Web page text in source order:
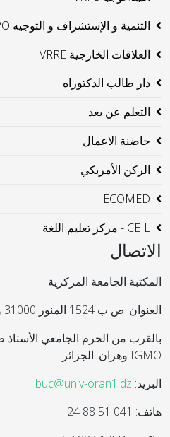
التنمية و الإستشراف و التوجيه VRDPO
العلاقات الخارجية VRRE
دار طالب الدكتوراه
التعلم عن بعد
حاضنة الاعمال
الركن الأمريكي
ECOMED
CEIL - مركز تعليم اللغة
الاتصال
المكتبة الجامعة المركزية
العنوان: ص ب 1524 المنور 31000 وهران
بالقرب من الحرم الجامعي
IGMO وهران. الجزائر
البريد: buc@univ-oran1.dz
هاتف: 041 51 88 24